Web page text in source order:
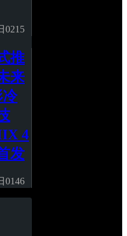
0215
推
来
冷
4
发
0146